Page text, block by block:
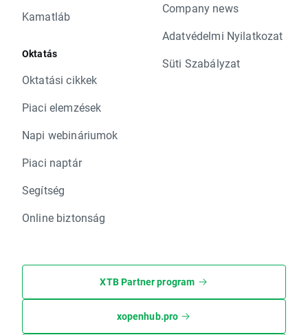
Kamatláb
Oktatás
Oktatási cikkek
Piaci elemzések
Napi webináriumok
Piaci naptár
Segítség
Online biztonság
Company news
Adatvédelmi Nyilatkozat
Süti Szabályzat
XTB Partner program
xopenhub.pro